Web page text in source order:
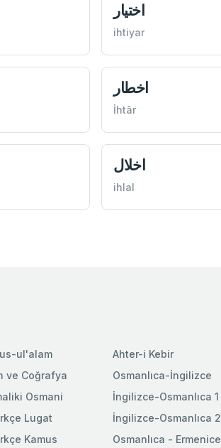
اختيار
ihtiyar
اخطار
İhtâr
اخلال
ihlal
ul'alam
ve Coğrafya
Osmani
Lugat
Kamus
Ahter-i Kebir
Osmanlıca-İngilizce
İngilizce-Osmanlıca 1
İngilizce-Osmanlıca 2
Osmanlıca - Ermenice